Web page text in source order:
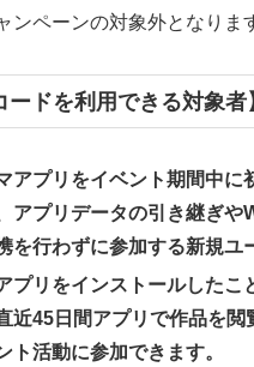
ンペーンの対象外となりま
ードを利用できる対象者
アプリをイベント期間中に
アプリデータの引き継ぎや
を行わずに参加する新規ユ
プリをインストールしたこ
近45日間アプリで作品を閲
ト活動に参加できます。